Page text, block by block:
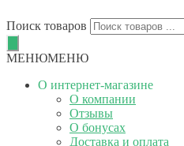
Поиск товаров
МЕНЮМЕНЮ
О интернет-магазине
О компании
Отзывы
О бонусах
Доставка и оплата